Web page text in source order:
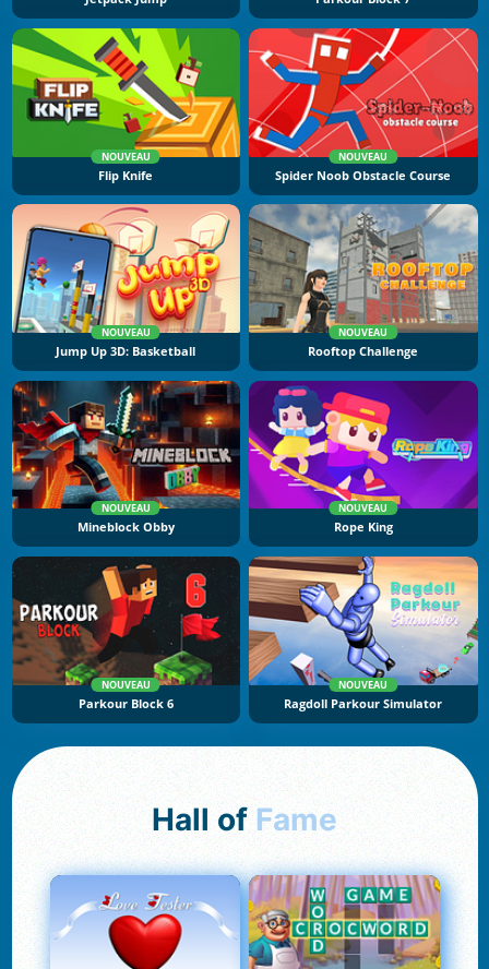
NOUVEAU
Flip Knife
NOUVEAU
Spider Noob Obstacle Course
NOUVEAU
Jump Up 3D: Basketball
NOUVEAU
Rooftop Challenge
NOUVEAU
Mineblock Obby
NOUVEAU
Rope King
NOUVEAU
Parkour Block 6
NOUVEAU
Ragdoll Parkour Simulator
Hall of Fame